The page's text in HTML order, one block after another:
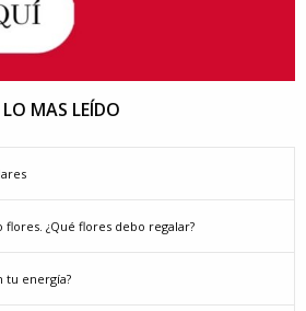
LO MAS LEÍDO
¿Qué flores debo regalar?
tu energía?